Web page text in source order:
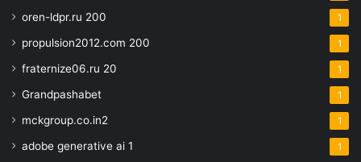
oren-ldpr.ru 200 1
propulsion2012.com 200 1
fraternize06.ru 20 1
Grandpashabet 1
mckgroup.co.in2 1
adobe generative ai 1 1